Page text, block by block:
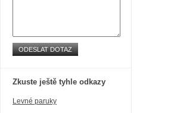
ODESLAT DOTAZ
Zkuste ještě tyhle odkazy
Levné paruky